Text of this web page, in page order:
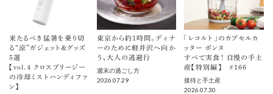
来たるべき猛暑を乗り切
る“涼”ガジェット＆グッズ
5選
【vol.４ クロスブリージー
の冷却ミストハンディファ
ン】
東京から約1時間。ディナ
ーのために軽井沢へ向か
う、大人の逃避行
週末の過ごし方
2026.07.29
「レコルト」のカプセルカ
ッター ボンヌ
すべて実食！ 自慢の手土
産【特別編】 ＃166
接待と手土産
2026.07.30